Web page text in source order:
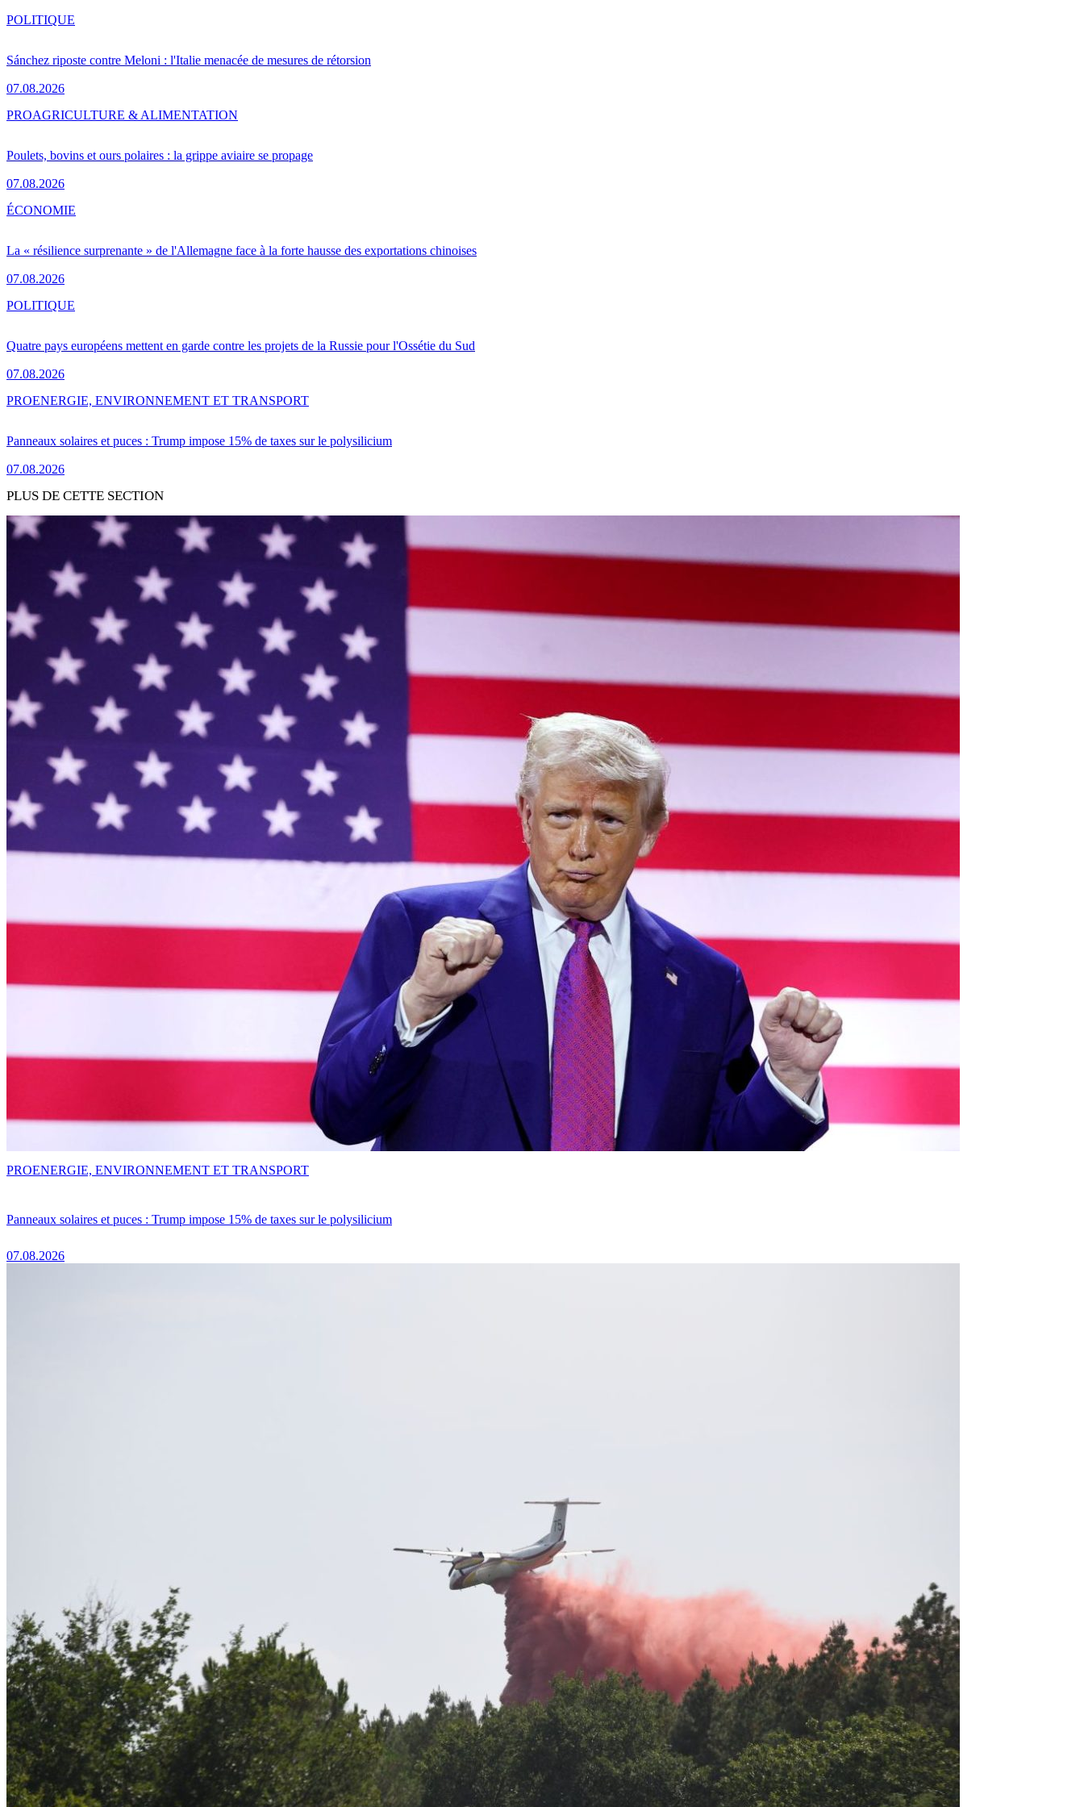
Sánchez riposte contre Meloni : l'Italie menacée de mesures de rétorsion
07.08.2026
POLITIQUE
Poulets, bovins et ours polaires : la grippe aviaire se propage
07.08.2026
PROAGRICULTURE & ALIMENTATION
La « résilience surprenante » de l'Allemagne face à la forte hausse des exportations chinoises
07.08.2026
ÉCONOMIE
Quatre pays européens mettent en garde contre les projets de la Russie pour l'Ossétie du Sud
07.08.2026
POLITIQUE
Panneaux solaires et puces : Trump impose 15% de taxes sur le polysilicium
07.08.2026
PROENERGIE, ENVIRONNEMENT ET TRANSPORT
PLUS DE CETTE SECTION
Panneaux solaires et puces : Trump impose 15% de taxes sur le polysilicium
07.08.2026
PROENERGIE, ENVIRONNEMENT ET TRANSPORT